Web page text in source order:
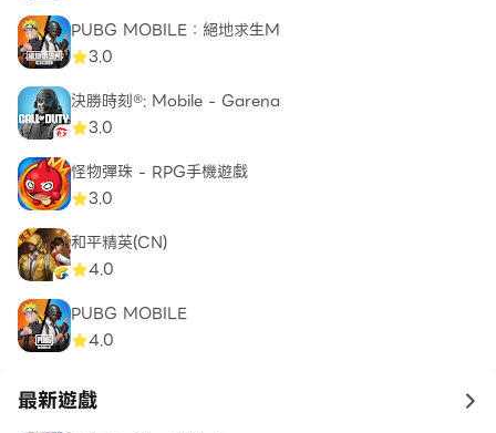
PUBG MOBILE：絕地求生M
3.0
決勝時刻®: Mobile - Garena
3.0
怪物彈珠 - RPG手機遊戲
3.0
和平精英(CN)
4.0
PUBG MOBILE
4.0
最新遊戲 to